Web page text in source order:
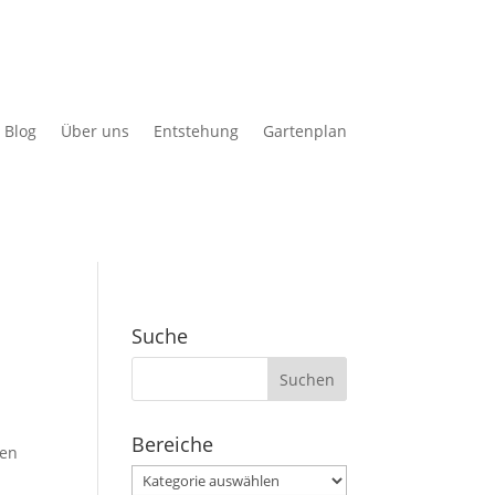
Blog Über uns Entstehung Gartenplan
Suche
Suchen
Bereiche
Bereiche